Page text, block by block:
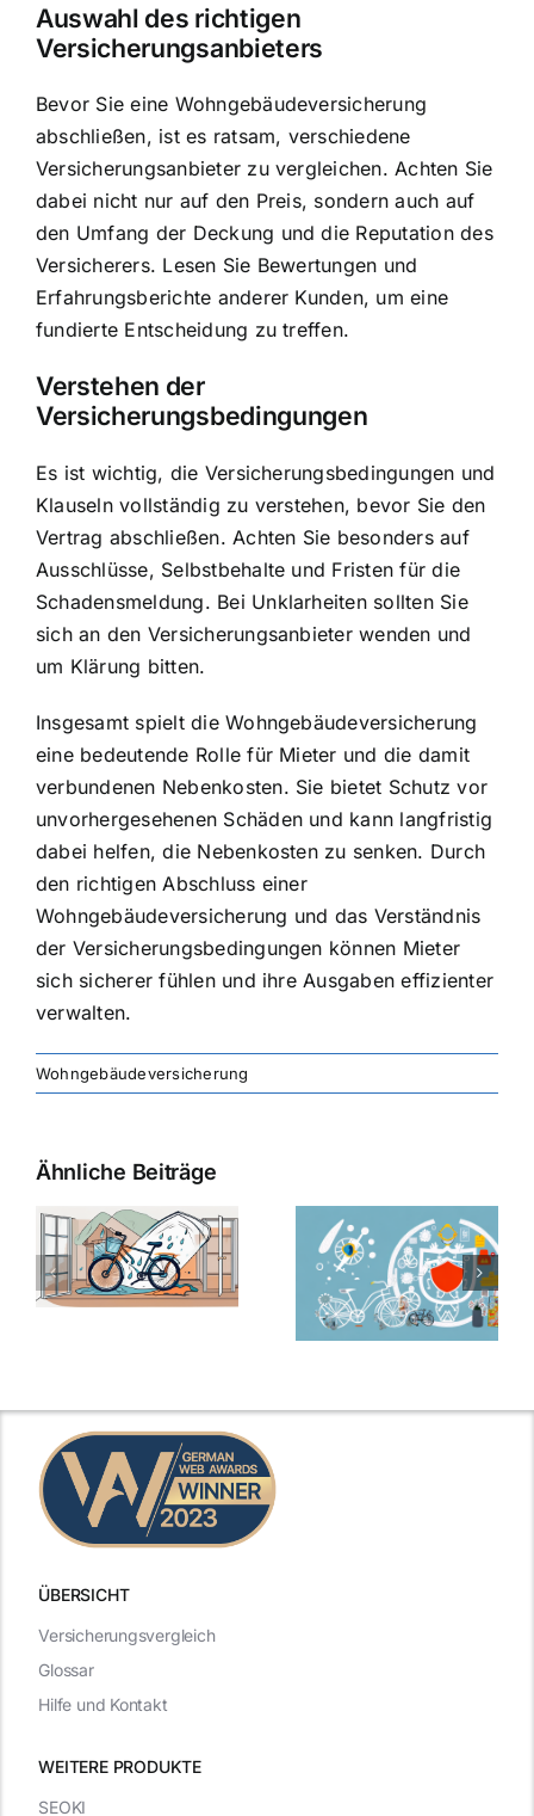
Auswahl des richtigen
Versicherungsanbieters
Bevor Sie eine Wohngebäudeversicherung
abschließen, ist es ratsam, verschiedene
Versicherungsanbieter zu vergleichen. Achten Sie
dabei nicht nur auf den Preis, sondern auch auf
den Umfang der Deckung und die Reputation des
Versicherers. Lesen Sie Bewertungen und
Erfahrungsberichte anderer Kunden, um eine
fundierte Entscheidung zu treffen.
Verstehen der
Versicherungsbedingungen
Es ist wichtig, die Versicherungsbedingungen und
Klauseln vollständig zu verstehen, bevor Sie den
Vertrag abschließen. Achten Sie besonders auf
Ausschlüsse, Selbstbehalte und Fristen für die
Schadensmeldung. Bei Unklarheiten sollten Sie
sich an den Versicherungsanbieter wenden und
um Klärung bitten.
Insgesamt spielt die Wohngebäudeversicherung
eine bedeutende Rolle für Mieter und die damit
verbundenen Nebenkosten. Sie bietet Schutz vor
unvorhergesehenen Schäden und kann langfristig
dabei helfen, die Nebenkosten zu senken. Durch
den richtigen Abschluss einer
Wohngebäudeversicherung und das Verständnis
der Versicherungsbedingungen können Mieter
sich sicherer fühlen und ihre Ausgaben effizienter
verwalten.
Wohngebäudeversicherung
Ähnliche Beiträge
ÜBERSICHT
WEITERE PRODUKTE
Versicherungsvergleich
Glossar
Hilfe und Kontakt
SEOKI